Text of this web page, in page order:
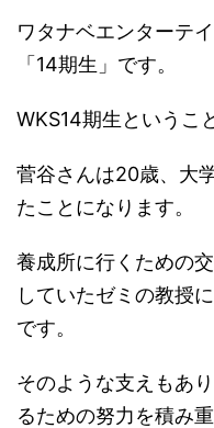
ワタナベエンターテ
「14期生」です。
WKS14期生というこ
菅谷さんは20歳、大
たことになります。
養成所に行くための
していたゼミの教授
です。
そのような支えもあ
るための努力を積み